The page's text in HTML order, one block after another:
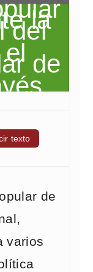
texto
de
varios